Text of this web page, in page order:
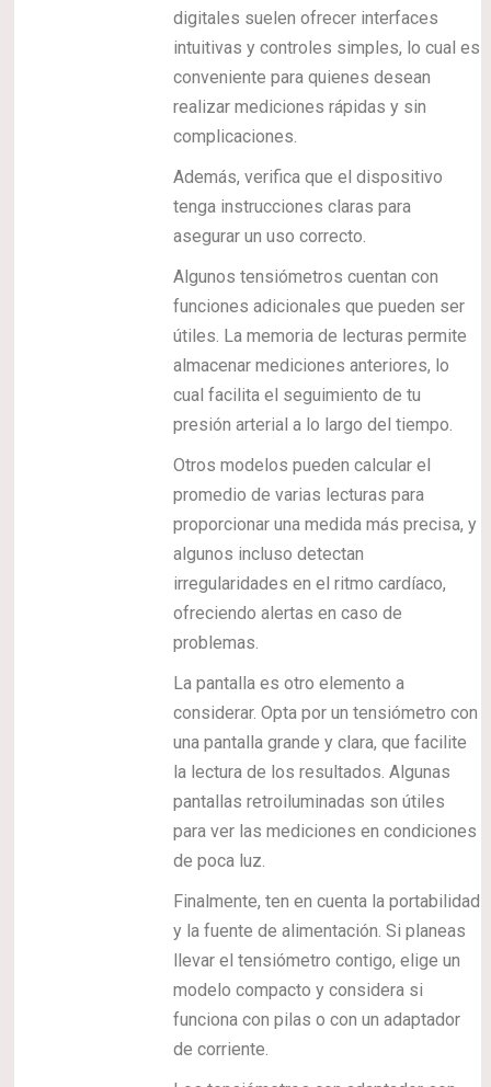
digitales suelen ofrecer interfaces
intuitivas y controles simples, lo cual es
conveniente para quienes desean
realizar mediciones rápidas y sin
complicaciones.
Además, verifica que el dispositivo
tenga instrucciones claras para
asegurar un uso correcto.
Algunos tensiómetros cuentan con
funciones adicionales que pueden ser
útiles. La memoria de lecturas permite
almacenar mediciones anteriores, lo
cual facilita el seguimiento de tu
presión arterial a lo largo del tiempo.
Otros modelos pueden calcular el
promedio de varias lecturas para
proporcionar una medida más precisa, y
algunos incluso detectan
irregularidades en el ritmo cardíaco,
ofreciendo alertas en caso de
problemas.
La pantalla es otro elemento a
considerar. Opta por un tensiómetro con
una pantalla grande y clara, que facilite
la lectura de los resultados. Algunas
pantallas retroiluminadas son útiles
para ver las mediciones en condiciones
de poca luz.
Finalmente, ten en cuenta la portabilidad
y la fuente de alimentación. Si planeas
llevar el tensiómetro contigo, elige un
modelo compacto y considera si
funciona con pilas o con un adaptador
de corriente.